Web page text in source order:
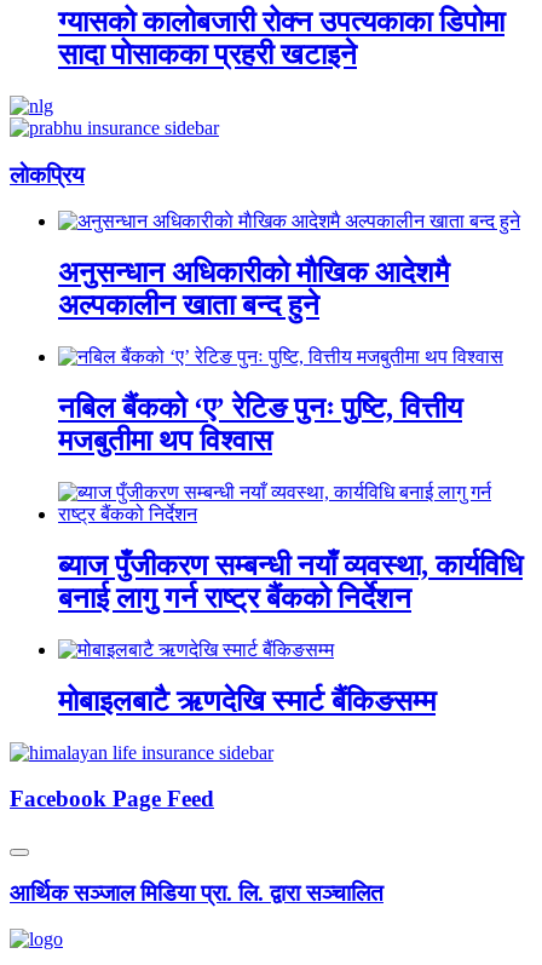
ग्यासको कालोबजारी रोक्न उपत्यकाका डिपोमा
सादा पोसाकका प्रहरी खटाइने
लाेकप्रिय
अनुसन्धान अधिकारीकाे माैखिक आदेशमै
अल्पकालीन खाता बन्द हुने
नबिल बैंकको ‘ए’ रेटिङ पुनः पुष्टि, वित्तीय
मजबुतीमा थप विश्वास
ब्याज पुँजीकरण सम्बन्धी नयाँ व्यवस्था, कार्यविधि
बनाई लागु गर्न राष्ट्र बैंकको निर्देशन
मोबाइलबाटै ऋणदेखि स्मार्ट बैंकिङसम्म
Facebook Page Feed
आर्थिक सञ्जाल मिडिया प्रा. लि. द्वारा सञ्चालित